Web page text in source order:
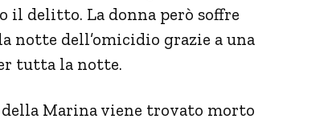
il delitto. La donna però soffre
notte dell’omicidio grazie a una
tutta la notte.
Marina viene trovato morto